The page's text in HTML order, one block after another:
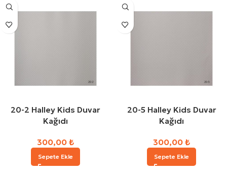
20-2 Halley Kids Duvar
Kağıdı
300,00 ₺
Sepete Ekle
20-5 Halley Kids Duvar
Kağıdı
300,00 ₺
Sepete Ekle